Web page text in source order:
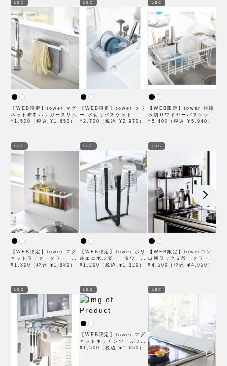
LBC
【WEB限定】tower マグ
ネット布巾ハンガースリム
¥1,500（税込 ¥1,650）
LBC
【WEB限定】tower タワ
ー 水切りバスケット
¥2,700（税込 ¥2,970）
LBC
【WEB限定】tower 伸縮
水切りワイヤーバスケット
タワー
¥5,400（税込 ¥5,940）
LBC
【WEB限定】tower マグ
ネットラック タワー ワ
イド
¥1,800（税込 ¥1,980）
LBC
【WEB限定】tower ポリ
袋エコホルダー タワー
Ｌ
¥1,200（税込 ¥1,320）
LBC
【WEB限定】towerコン
ロ横ラック２段 タワー
¥4,500（税込 ¥4,950）
LBC LBC
【WEB限定】tower マグ
ネットキッチンツールフッ
ク タワー
¥1,500（税込 ¥1,650）
LBC